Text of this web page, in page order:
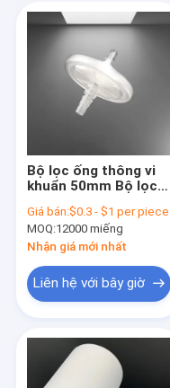
Bộ lọc ống thông vi
khuẩn 50mm Bộ lọc
tuyến với ống Barb
Inlet
Giá bán:$0.3 - $1 per piece
MOQ:12000 miếng
Nhận giá mới nhất
Liên hệ với bây giờ